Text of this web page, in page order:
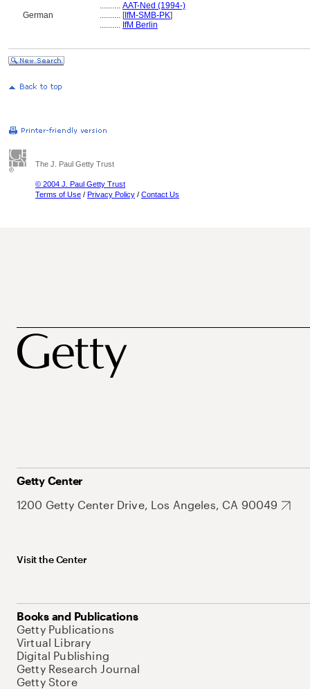
.......... AAT-Ned (1994-)
German
.......... [IfM-SMB-PK]
.......... IfM Berlin
The J. Paul Getty Trust
© 2004 J. Paul Getty Trust
Terms of Use / Privacy Policy / Contact Us
Getty Center
1200 Getty Center Drive, Los Angeles, CA 90049
Visit the Center
Books and Publications
Getty Publications
Virtual Library
Digital Publishing
Getty Research Journal
Getty Store